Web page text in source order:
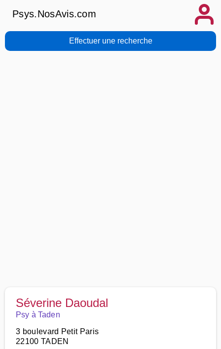
Psys.NosAvis.com
Effectuer une recherche
Séverine Daoudal
Psy à Taden
3 boulevard Petit Paris
22100 TADEN